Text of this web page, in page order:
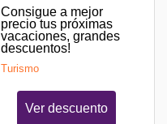
Consigue a mejor
precio tus próximas
vacaciones, grandes
descuentos!
Turismo
Ver descuento